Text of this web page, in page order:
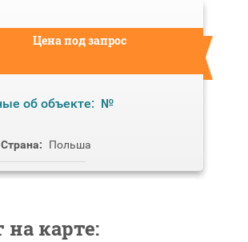
Цена под запрос
об объекте: №
Cтрана: Польша
на карте: